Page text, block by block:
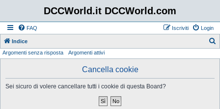
DCCWorld.it DCCWorld.com
FAQ Login
Iscriviti
Indice
Argomenti senza risposta Argomenti attivi
Cancella cookie
Sei sicuro di volere cancellare tutti i cookie di questa Board?